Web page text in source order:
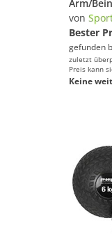
von
Bester
gefunden
zuletzt
Preis kann
Keine